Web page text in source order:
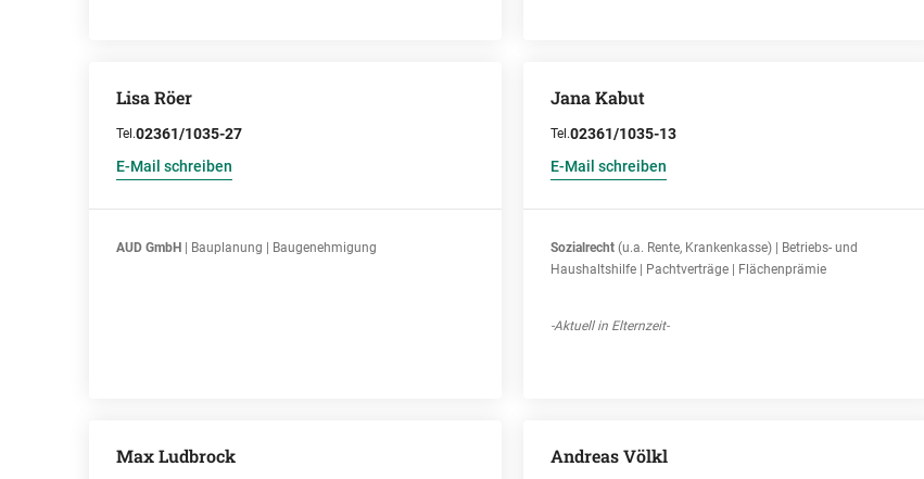
Lisa Röer
Tel.02361/1035-27
E-Mail schreiben
AUD GmbH | Bauplanung | Baugenehmigung
Jana Kabut
Tel.02361/1035-13
E-Mail schreiben
Sozialrecht (u.a. Rente, Krankenkasse) | Betriebs- und
Haushaltshilfe | Pachtverträge | Flächenprämie
-Aktuell in Elternzeit-
Max Ludbrock Andreas Völkl